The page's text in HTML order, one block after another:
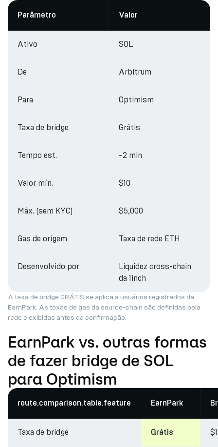
Parâmetro Valor
Ativo SOL
De Arbitrum
Para Optimism
Taxa de bridge Grátis
Tempo est. ~2 min
Valor mín. $10
Máx. (sem KYC) $5,000
Gas de origem Taxa de rede ETH
Desenvolvido por
Liquidez cross-chain
da 1inch
A taxa de bridge GRÁTIS se aplica a usuários registrados da
EarnPark. As taxas de gas da source-chain são definidas pela
rede e exibidas antes da confirmação.
EarnPark vs. outras formas
de fazer bridge de SOL
para Optimism
route.comparison.table.feature EarnPark
Taxa de bridge Grátis